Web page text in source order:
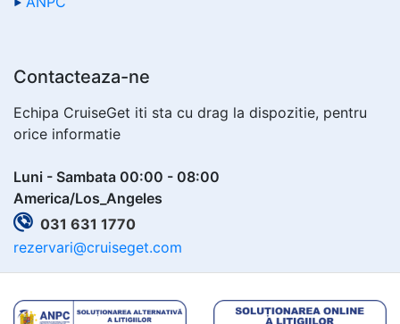
Contacteaza-ne
Echipa CruiseGet iti sta cu drag la dispozitie, pentru
orice informatie
Luni - Sambata 00:00 - 08:00
America/Los_Angeles
031 631 1770
rezervari@cruiseget.com